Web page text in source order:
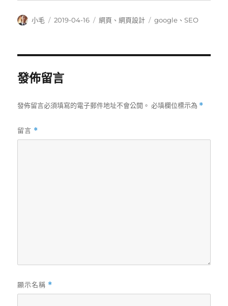
作
小毛
發
2019-04-16
分
網頁 、網頁設計
標
google 、SEO
發佈留言
發佈留言必須填寫的電子郵件地址不會公開。 必填欄位標示為 *
留言 *
顯示名稱 *